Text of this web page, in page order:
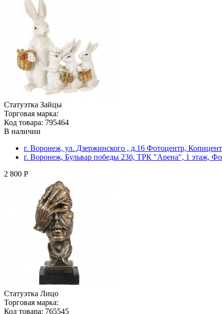
Статуэтка Зайцы
Торговая марка:
Код товара: 795464
В наличии
г. Воронеж, ул. Дзержинского , д.16 Фотоцентр,
г. Воронеж, Бульвар победы 23б, ТРК "Арена", 1 этаж,
2 800 Р
Статуэтка Лицо
Торговая марка:
Код товара: 765545